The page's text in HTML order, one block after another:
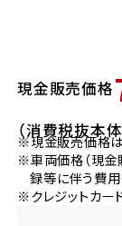
イベント
法人向けサー
現金販売価格
（消費税抜本
※現金販売価格は
※車両価格（現金
録等に伴う費用
※クレジットカー
宮城県
ホンダド
ホンダ
ホンダ
ホンダ
ホンダ
ホンダ
ホンダ
ホンダ
ホンダ
ホンダ
ホンダ
広島県
ホンダド
ホンダ
ホンダ
ホンダ
ホンダ